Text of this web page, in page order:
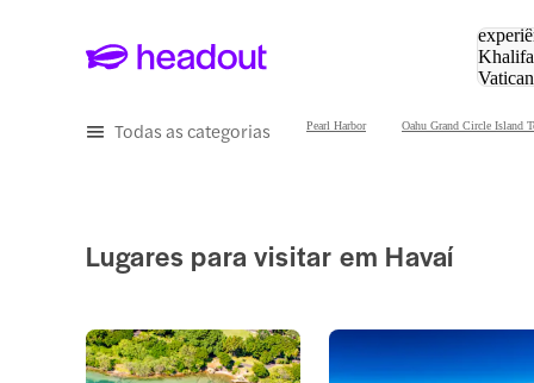
Khalifa
Todas as categorias Pearl Harbor Oahu Grand Circle Island
Lugares para visitar em Havaí